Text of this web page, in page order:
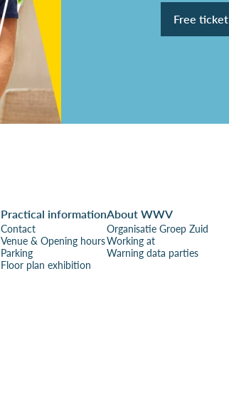
Free ticket
Practical information
Contact
Venue & Opening hours
Parking
Floor plan exhibition
About WWV
Organisatie Groep Zuid
Working at
Warning data parties